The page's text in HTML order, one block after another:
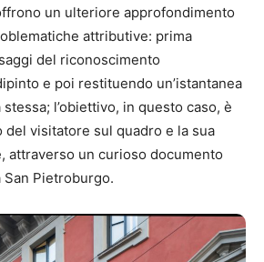
un ulteriore approfondimento
attributive: prima
del riconoscimento
e poi restituendo un’istantanea
l’obiettivo, in questo caso, è
del visitatore sul quadro e la sua
attraverso un curioso documento
San Pietroburgo.